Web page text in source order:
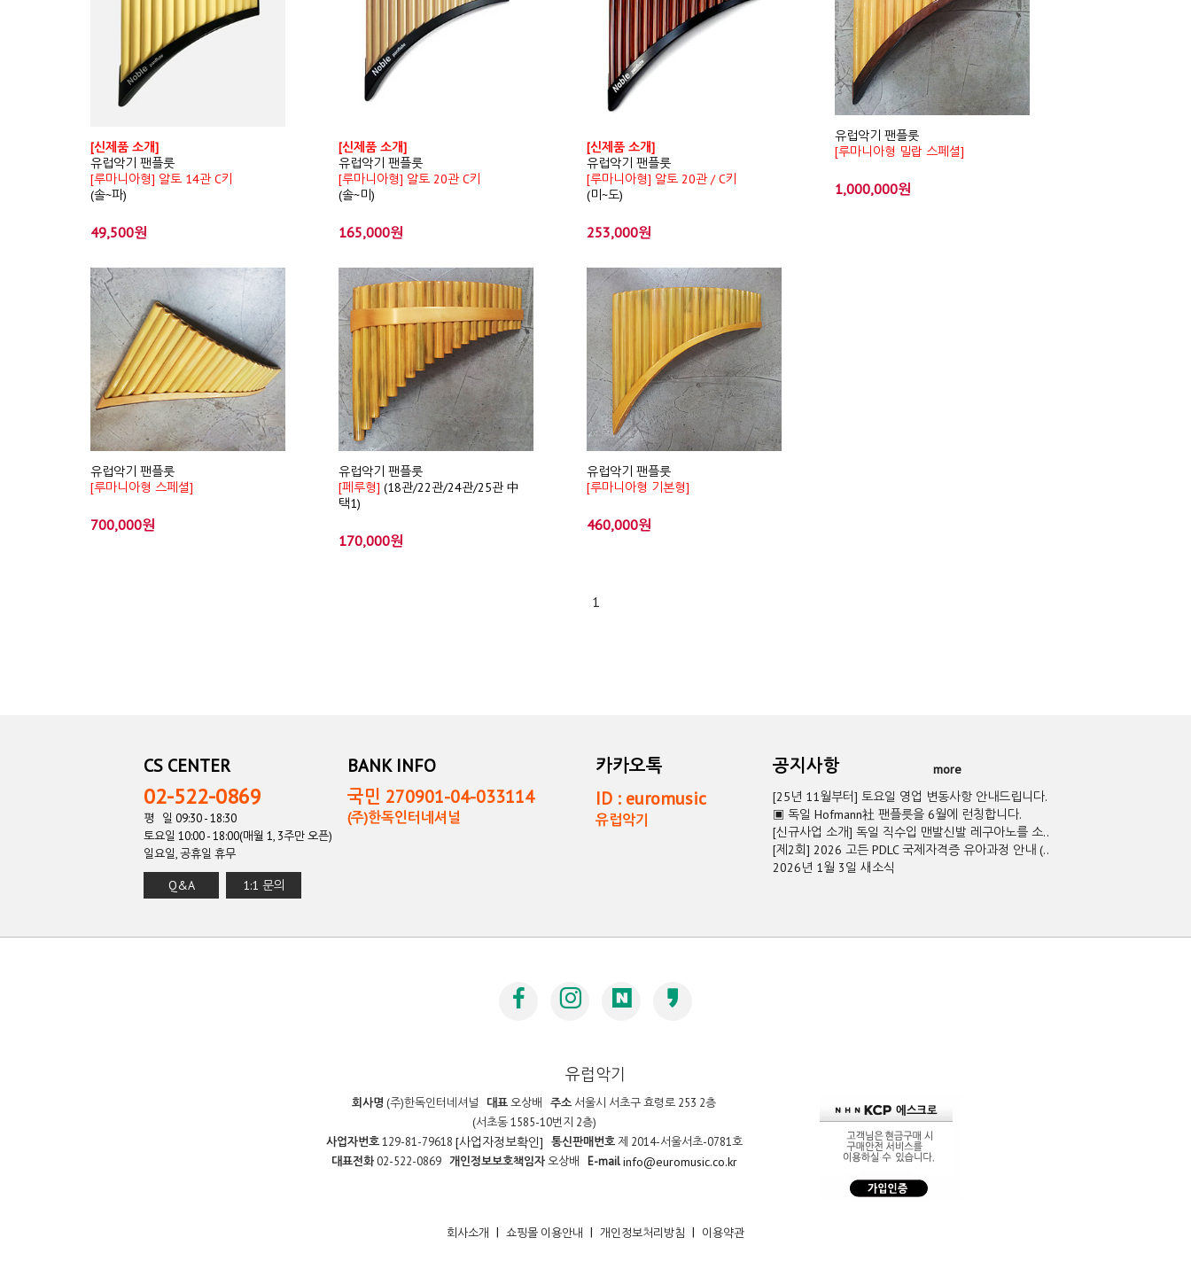
[신제품 소개]
유럽악기 팬플룻
[루마니아형] 알토 14관 C키
(솔~파)
49,500원
[신제품 소개]
유럽악기 팬플룻
[루마니아형] 알토 20관 C키
(솔~미)
165,000원
[신제품 소개]
유럽악기 팬플룻
[루마니아형] 알토 20관 / C키
(미~도)
253,000원
유럽악기 팬플룻
[루마니아형 밀랍 스페셜]
1,000,000원
유럽악기 팬플룻
[루마니아형 스페셜]
700,000원
유럽악기 팬플룻
[페루형] (18관/22관/24관/25관 中
택1)
170,000원
유럽악기 팬플룻
[루마니아형 기본형]
460,000원
1
CS CENTER
02-522-0869
평 일 09:30 - 18:30
토요일 10:00 - 18:00(매월 1, 3주만 오픈)
일요일, 공휴일 휴무
Q&A 1:1 문의
BANK INFO
국민 270901-04-033114
(주)한독인터네셔널
카카오톡
ID : euromusic
유럽악기
공지사항
more
[25년 11월부터] 토요일 영업 변동사항 안내드립니다.
▣ 독일 Hofmann社 팬플릇을 6월에 런칭합니다.
[신규사업 소개] 독일 직수입 맨발신발 레구아노를 소..
[제2회] 2026 고든 PDLC 국제자격증 유아과정 안내 (..
2026년 1월 3일 새소식
유럽악기
회사명 (주)한독인터네셔널 대표오상배 주소 서울시 서초구 효령로 253 2층
(서초동 1585-10번지 2층)
사업자번호129-81-79618 [사업자정보확인] 통신판매번호제 2014-서울서초-0781호
대표전화02-522-0869 개인정보보호책임자오상배 E-mail info@euromusic.co.kr
회사소개 | 쇼핑몰 이용안내 | 개인정보처리방침 | 이용약관